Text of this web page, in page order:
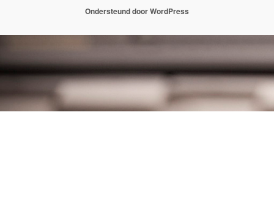
Ondersteund door WordPress